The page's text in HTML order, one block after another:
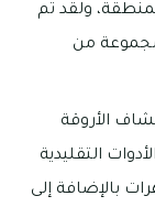
ولقد تم
من
الأروقة
التقليدية
بالإضافة إلى